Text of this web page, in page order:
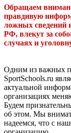
Обращаем
правдивую
ложных сведений
РФ, влекут за
случаях и
Одним из важных
SportSchools.ru
актуальной
организациях
Будем
об этом. Мы
надеемся, что с